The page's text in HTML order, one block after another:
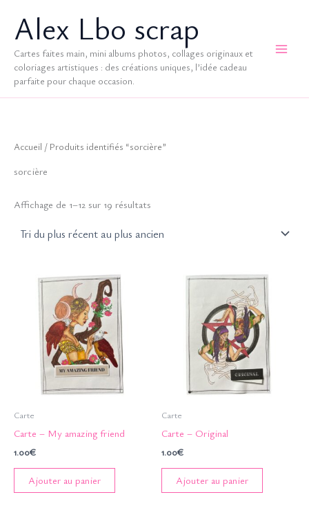
contenuAlex Lbo scrap
Cartes faites main, mini albums photos, collages originaux et
coloriages artistiques : des créations uniques, l’idée cadeau
parfaite pour chaque occasion.
Accueil / Produits identifiés “sorcière”
sorcière
Affichage de 1–12 sur 19 résultats
récent
au
Carte
Carte – My amazing friend
1.00€
Ajouter au panier
Carte
Carte – Original
1.00€
Ajouter au panier